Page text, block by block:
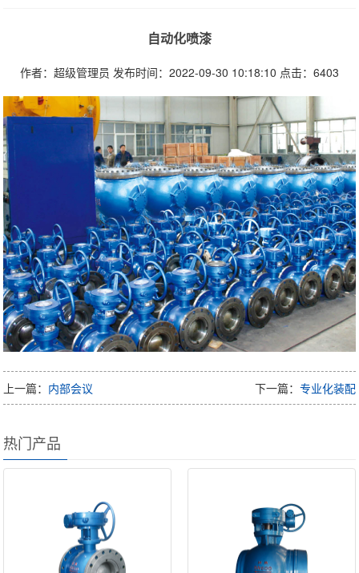
自动化喷漆
作者：超级管理员 发布时间：2022-09-30 10:18:10 点击：6403
上一篇： 内部会议 下一篇： 专业化装配
热门产品